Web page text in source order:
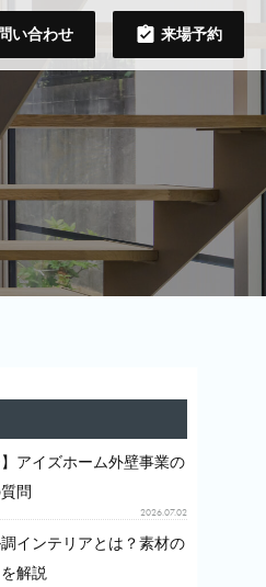
い合わせ 来場予約
】アイズホーム外壁事業の
問
2026.07.02
インテリアとは？素材の
解説